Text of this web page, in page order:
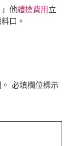
」他體檢費用 立
口。
必填欄位標示